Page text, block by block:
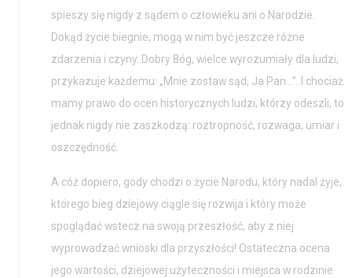
spieszy się nigdy z sądem o człowieku ani o Narodzie.
Dokąd życie biegnie, mogą w nim być jeszcze różne
zdarzenia i czyny. Dobry Bóg, wielce wyrozumiały dla ludzi,
przykazuje każdemu: „Mnie zostaw sąd, Ja Pan…”. I chociaż
mamy prawo do ocen historycznych ludzi, którzy odeszli, to
jednak nigdy nie zaszkodzą: roztropność, rozwaga, umiar i
oszczędność.
A cóż dopiero, gody chodzi o życie Narodu, który nadal żyje,
którego bieg dziejowy ciągle się rozwija i który może
spoglądać wstecz na swoją przeszłość, aby z niej
wyprowadzać wnioski dla przyszłości! Ostateczna ocena
jego wartości, dziejowej użyteczności i miejsca w rodzinie